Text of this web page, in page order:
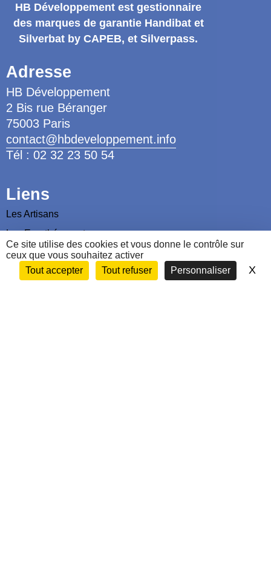
Ce site utilise des cookies et vous donne le contrôle sur
ceux que vous souhaitez activer
Tout accepter
Tout refuser Personnaliser X
HB Développement est gestionnaire
des marques de garantie Handibat et
Silverbat by CAPEB, et Silverpass.
Adresse
HB Développement
2 Bis rue Béranger
75003 Paris
contact@hbdeveloppement.info
Tél : 02 32 23 50 54
Liens
Les Artisans
Les Ergothérapeutes
Nous contacter